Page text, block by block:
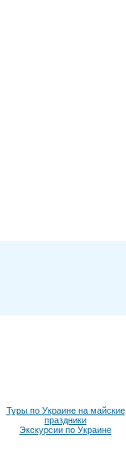
Туры по Украине на майские
праздники
Экскурсии по Украине